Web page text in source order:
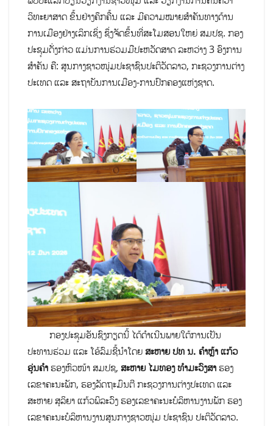
ວິທະຍາສາດ ຂຶ້ນຢ່າງຄຶກຄື້ນ ແລະ ມີຄວາມໝາຍສຳຄັນທາງດ້ານ
ການເມືອງຢ່າງເລິກເຊິ່ງ ຊຶ່ງຈັດຂຶ້ນທີ່ສະໂມສອນໃຫຍ່ ສມປຊ. ກອງ
ປະຊຸມດັ່ງກ່າວ ແມ່ນການຮ່ວມມືປະຫວັດສາດ ລະຫວ່າງ 3 ອົງການ
ສຳຄັນ ຄື: ສູນກາງຊາວໜຸ່ມປະຊາຊົນປະຕິວັດລາວ, ກະຊວງການຕ່າງ
ປະເທດ ແລະ ສະຖາບັນການເມືອງ-ການປົກຄອງແຫ່ງຊາດ.
ກອງປະຊຸມອັນຊົງກຽດນີ້ ໄດ້ດຳເນີນພາຍໃຕ້ການເປັນ
ປະທານຮ່ວມ ແລະ ໂອ້ລົມຊີ້ນຳໂດຍສະຫາຍ ປທ ນ. ຄຳຫຼ້າ ແກ້ວ
ອຸ່ນຄຳຮອງຫົວໜ້າ ສມປຊ, ສະຫາຍ ໄມທອງ ທຳມະວົງສາຮອງ
ເລຂາຄະນະພັກ, ຮອງລັດຖະມົນຕີ ກະຊວງການຕ່າງປະເທດ ແລະ
ສະຫາຍ ສຸລິຍາ ແກ້ວພິລະວົງ ຮອງເລຂາຄະນະບໍລິຫານງານພັກ ຮອງ
ເລຂາຄະນະບໍລິຫານງານສູນກາງຊາວໜຸ່ມ ປະຊາຊົນ ປະຕິວັດລາວ.